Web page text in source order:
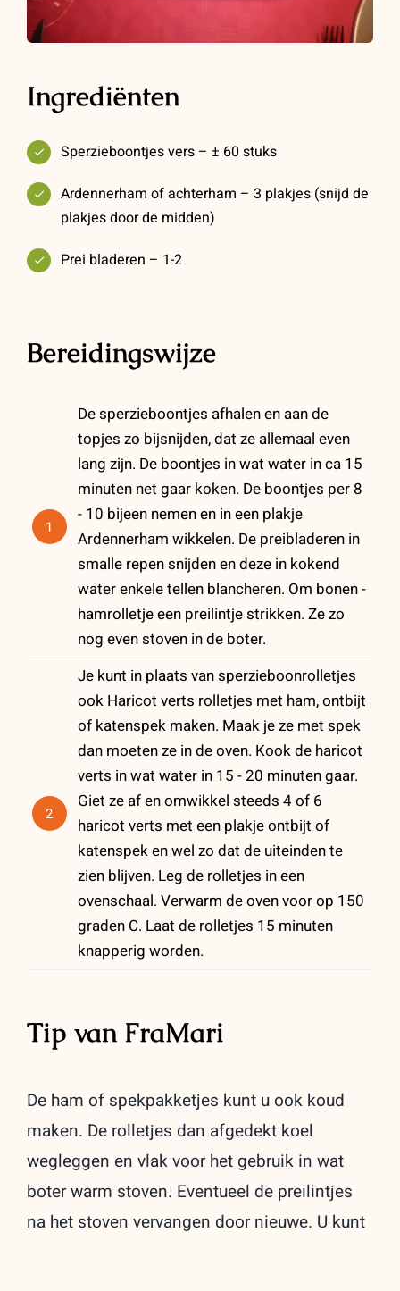
Ingrediënten
Sperzieboontjes vers – ± 60 stuks
Ardennerham of achterham – 3 plakjes (snijd de
plakjes door de midden)
Prei bladeren – 1-2
Bereidingswijze
1
De sperzieboontjes afhalen en aan de
topjes zo bijsnijden, dat ze allemaal even
lang zijn. De boontjes in wat water in ca 15
minuten net gaar koken. De boontjes per 8
- 10 bijeen nemen en in een plakje
Ardennerham wikkelen. De preibladeren in
smalle repen snijden en deze in kokend
water enkele tellen blancheren. Om bonen -
hamrolletje een preilintje strikken. Ze zo
nog even stoven in de boter.
2
Je kunt in plaats van sperzieboonrolletjes
ook Haricot verts rolletjes met ham, ontbijt
of katenspek maken. Maak je ze met spek
dan moeten ze in de oven. Kook de haricot
verts in wat water in 15 - 20 minuten gaar.
Giet ze af en omwikkel steeds 4 of 6
haricot verts met een plakje ontbijt of
katenspek en wel zo dat de uiteinden te
zien blijven. Leg de rolletjes in een
ovenschaal. Verwarm de oven voor op 150
graden C. Laat de rolletjes 15 minuten
knapperig worden.
Tip van FraMari
De ham of spekpakketjes kunt u ook koud
maken. De rolletjes dan afgedekt koel
wegleggen en vlak voor het gebruik in wat
boter warm stoven. Eventueel de preilintjes
na het stoven vervangen door nieuwe. U kunt